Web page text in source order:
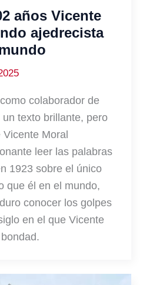
años Vicente
ajedrecista
colaborador de
texto brillante, pero
Moral
leer las palabras
1923 sobre el único
que él en el mundo,
conocer los golpes
en el que Vicente